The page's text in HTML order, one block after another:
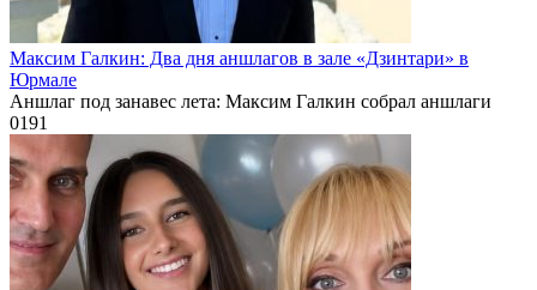
Максим Галкин: Два дня аншлагов в зале «Дзинтари» в
Юрмале
Аншлаг под занавес лета: Максим Галкин собрал аншлаги
0191